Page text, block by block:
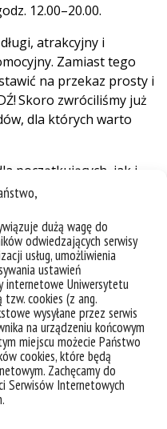
dużą wagę do
odwiedzających serwisy
usług, umożliwienia
ustawień
internetowe Uniwersytetu
cookies (z ang.
wysyłane przez serwis
na urządzeniu końcowym
miejscu możecie Państwo
cookies, które będą
Zachęcamy do
Serwisów Internetowych
12.00–20.00.
atrakcyjny i
Zamiast tego
na przekaz prosty i
Skoro zwróciliśmy już
dla których warto
początkujących, jak i
też, oczywiście,
tytułów.
od stolika zależy, czy
kotami, czy
na zniszczeniu
to dość, żeby
albo przysiąść nad
Mediateki jest